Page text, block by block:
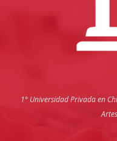
1° Universidad Privada en